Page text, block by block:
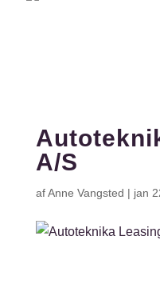
A/S
afAnne Vangsted | jan